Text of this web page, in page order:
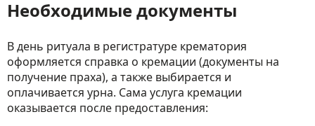
Необходимые документы
В день ритуала в регистратуре крематория
оформляется справка о кремации (документы на
получение праха), а также выбирается и
оплачивается урна. Сама услуга кремации
оказывается после предоставления: